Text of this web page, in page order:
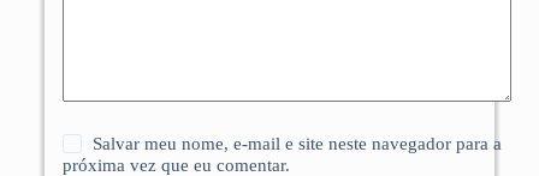
Salvar meu nome, e-mail e site neste navegador para a
próxima vez que eu comentar.